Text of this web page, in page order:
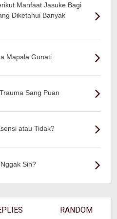
Manfaat Jasuke Bagi
Diketahui Banyak
Mapala Gunati
Sang Puan
atau Tidak?
Sih?
RANDOM